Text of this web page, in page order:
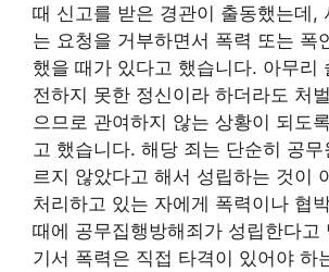
때 신고를 받은 경관이 출동했는데,
는 요청을 거부하면서 폭력 또는 폭
했을 때가 있다고 했습니다. 아무리
전하지 못한 정신이라 하더라도 처
으므로 관여하지 않는 상황이 되도
고 했습니다. 해당 죄는 단순히 공
르지 않았다고 해서 성립하는 것이
처리하고 있는 자에게 폭력이나 협
때에 공무집행방해죄가 성립한다고
기서 폭력은 직접 타격이 있어야 하